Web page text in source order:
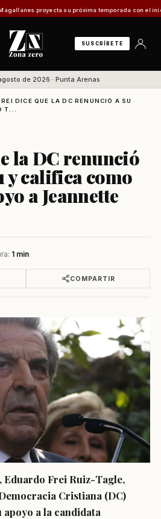
proyecta su próxima temporada con el inicio de
SUSCRÍBETE
de 2026 · Punta Arenas
DICE QUE LA DC RENUNCIÓ A SU
T...
la DC renunció
y califica como
a Jeannette
1 min
COMPARTIR
Eduardo Frei Ruiz-Tagle,
Cristiana (DC)
a la candidata